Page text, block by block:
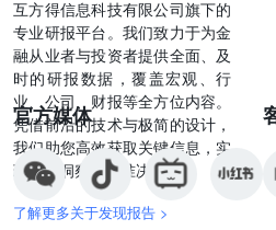
港中文大学经济学硕士。
覆盖证券行业及多元金融研
银行业第四名团队成员，
入围团队成员。 华创证券机
资评级体系 基准指数说明：
香港市场基准为恒生指数，
克指数。 公司投资评级说明
越基准指数20%以上；推荐
数10%－20%；中性：预期
幅度在-10%－10%之间；回
互方得信息科技有限公司旗下的
专业研报平台。我们致力于为金
融从业者与投资者提供全面、及
时的研报数据，覆盖宏观、行
业、公司、财报等全方位内容。
凭借前沿的技术与极简的设计，
我们助您高效获取关键信息，实
现深度洞察与精准决策。
了解更多关于发现报告 >
官方媒体